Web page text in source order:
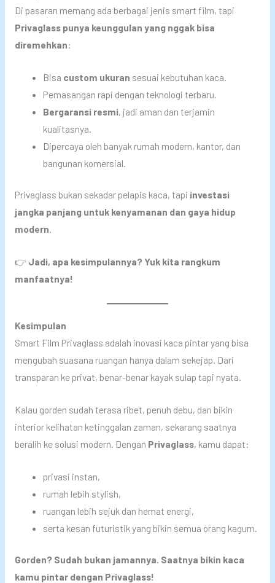
Di pasaran memang ada berbagai jenis smart film, tapi
Privaglass punya keunggulan yang nggak bisa
diremehkan:
Bisa custom ukuran sesuai kebutuhan kaca.
Pemasangan rapi dengan teknologi terbaru.
Bergaransi resmi, jadi aman dan terjamin
kualitasnya.
Dipercaya oleh banyak rumah modern, kantor, dan
bangunan komersial.
Privaglass bukan sekadar pelapis kaca, tapi investasi
jangka panjang untuk kenyamanan dan gaya hidup
modern.
👉 Jadi, apa kesimpulannya? Yuk kita rangkum
manfaatnya!
Kesimpulan
Smart Film Privaglass adalah inovasi kaca pintar yang bisa
mengubah suasana ruangan hanya dalam sekejap. Dari
transparan ke privat, benar-benar kayak sulap tapi nyata.
Kalau gorden sudah terasa ribet, penuh debu, dan bikin
interior kelihatan ketinggalan zaman, sekarang saatnya
beralih ke solusi modern. Dengan Privaglass, kamu dapat:
privasi instan,
rumah lebih stylish,
ruangan lebih sejuk dan hemat energi,
serta kesan futuristik yang bikin semua orang kagum.
Gorden? Sudah bukan jamannya. Saatnya bikin kaca
kamu pintar dengan Privaglass!